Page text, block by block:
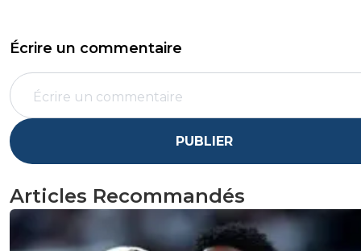
Écrire un commentaire
PUBLIER
Articles Recommandés